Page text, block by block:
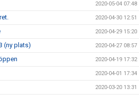
2020-05-04 07:48
2020-04-30 12:51
2020-04-29 15:20
(ny plats) 2020-04-27 08:57
2020-04-19 17:32
2020-04-01 17:34
2020-03-20 13:31